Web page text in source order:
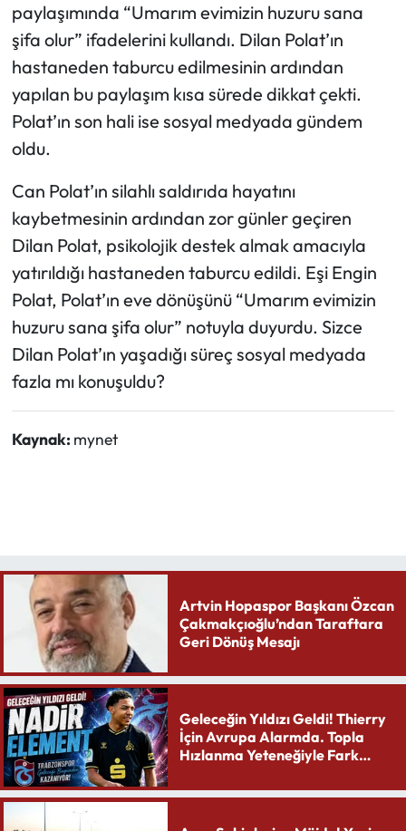
paylaşımında “Umarım evimizin huzuru sana
şifa olur” ifadelerini kullandı. Dilan Polat’ın
hastaneden taburcu edilmesinin ardından
yapılan bu paylaşım kısa sürede dikkat çekti.
Polat’ın son hali ise sosyal medyada gündem
oldu.
Can Polat’ın silahlı saldırıda hayatını
kaybetmesinin ardından zor günler geçiren
Dilan Polat, psikolojik destek almak amacıyla
yatırıldığı hastaneden taburcu edildi. Eşi Engin
Polat, Polat’ın eve dönüşünü “Umarım evimizin
huzuru sana şifa olur” notuyla duyurdu. Sizce
Dilan Polat’ın yaşadığı süreç sosyal medyada
fazla mı konuşuldu?
Kaynak: mynet
Artvin Hopaspor Başkanı Özcan
Çakmakçıoğlu’ndan Taraftara
Geri Dönüş Mesajı
Geleceğin Yıldızı Geldi! Thierry
İçin Avrupa Alarmda. Topla
Hızlanma Yeteneğiyle Fark